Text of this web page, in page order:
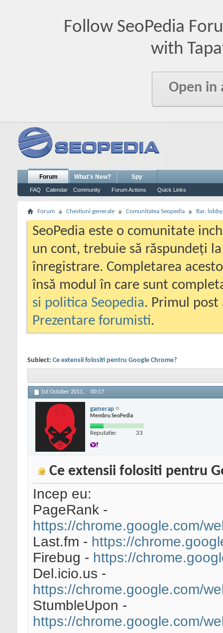
Follow SeoPedia
with
Open in
Forum
FAQ Calendar Community Forum Actions Quick Links
What's New? Spy
Forum Chestiuni generale Comunitatea Seopedia Bar,
SeoPedia este o comunitate
un cont, trebuie să răspundeți
înregistrare. Completarea
însă modul în care sunt
si politica Seopedia. Primul
Prezentare forumisti.
Subiect: Ce extensii folositi pentru Google Chrome?
1st October 2011, 00:17
gamerap
Membru SeoPedia
Reputatie: 33
Ce extensii folositi pentru
Incep eu:
PageRank -
https://chrome.google.com/
Last.fm - https://
Firebug - https://
Del.icio.us -
https://chrome.google.com/
StumbleUpon -
https://chrome.google.com/